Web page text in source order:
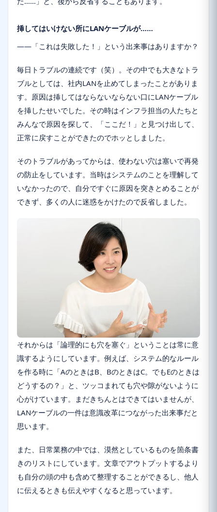
挿してはいけない所にLANケーブルが……
――「これは失敗した！」という出来事はありますか？
毎日トラブルの連続です（笑）。その中でも大きなトラ
ブルとしては、社内LANを止めてしまったことがありま
す。原因は挿してはならないならない口にLANケーブル
を挿したせいでした。その時はインフラ担当の人たちと
みんなで原因を探して、「ここだ！」と見つけ出して、
正常に戻すことができたのでホッとしました。
そのトラブルがあってからは、使わない穴は塞いで再発
の防止をしています。当時はシステムのことを理解して
いなかったので、自分ですぐに原因を突きとめることが
できず、多くの人に迷惑をかけたので反省しました。
それからは「論理的にも穴を塞ぐ」ということは常に意
識するようにしています。例えば、システム的なルール
を作る時に「AのときはB、BのときはC。でもEのときは
どうするの？」と、ツッコまれても穴や隙がないように
心がけています。まだきちんとはできてはいませんが、
LANケーブルの一件は意識改革につながった出来事だと
思います。
また、日常業務の中では、漠然としているものを箇条書
きのリストにしています。文章でアウトプットするより
も自分の頭の中も含めて整理することができるし、他人
に伝えるときも伝えやすくなると思っています。